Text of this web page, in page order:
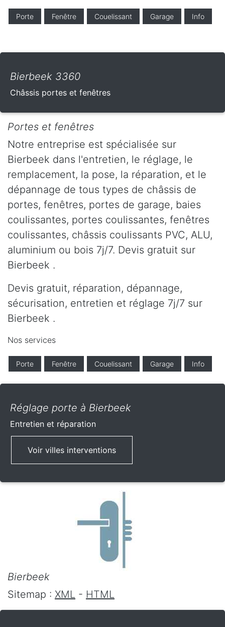
Porte Fenêtre Couelissant Garage Info
Bierbeek 3360
Châssis portes et fenêtres
Portes et fenêtres
Notre entreprise est spécialisée sur
Bierbeek dans l'entretien, le réglage, le
remplacement, la pose, la réparation, et le
dépannage de tous types de châssis de
portes, fenêtres, portes de garage, baies
coulissantes, portes coulissantes, fenêtres
coulissantes, châssis coulissants PVC, ALU,
aluminium ou bois 7j/7. Devis gratuit sur
Bierbeek .
Devis gratuit, réparation, dépannage,
sécurisation, entretien et réglage 7j/7 sur
Bierbeek .
Nos services
Porte Fenêtre Couelissant Garage Info
Réglage porte à Bierbeek
Entretien et réparation
Voir villes interventions
Bierbeek
Sitemap : XML - HTML